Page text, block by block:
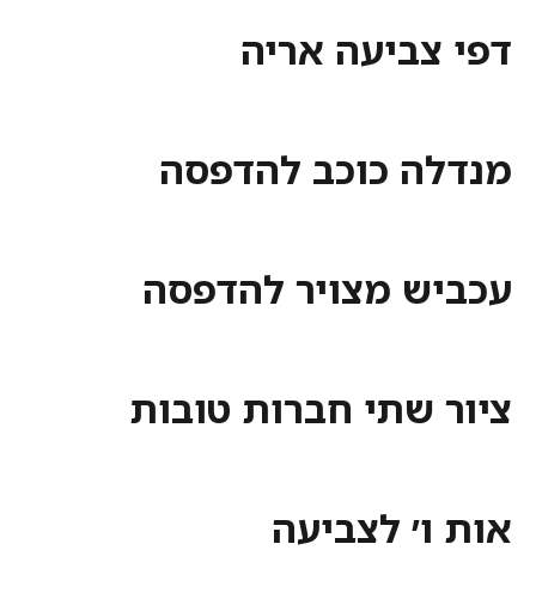
דפי צביעה אריה
מנדלה כוכב להדפסה
עכביש מצויר להדפסה
ציור שתי חברות טובות
אות ו׳ לצביעה